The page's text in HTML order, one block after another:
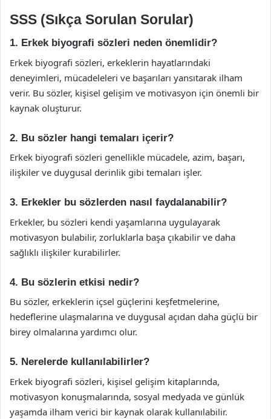
SSS (Sıkça Sorulan Sorular)
1. Erkek biyografi sözleri neden önemlidir?
Erkek biyografi sözleri, erkeklerin hayatlarındaki
deneyimleri, mücadeleleri ve başarıları yansıtarak ilham
verir. Bu sözler, kişisel gelişim ve motivasyon için önemli bir
kaynak oluşturur.
2. Bu sözler hangi temaları içerir?
Erkek biyografi sözleri genellikle mücadele, azim, başarı,
ilişkiler ve duygusal derinlik gibi temaları işler.
3. Erkekler bu sözlerden nasıl faydalanabilir?
Erkekler, bu sözleri kendi yaşamlarına uygulayarak
motivasyon bulabilir, zorluklarla başa çıkabilir ve daha
sağlıklı ilişkiler kurabilirler.
4. Bu sözlerin etkisi nedir?
Bu sözler, erkeklerin içsel güçlerini keşfetmelerine,
hedeflerine ulaşmalarına ve duygusal açıdan daha güçlü bir
birey olmalarına yardımcı olur.
5. Nerelerde kullanılabilirler?
Erkek biyografi sözleri, kişisel gelişim kitaplarında,
motivasyon konuşmalarında, sosyal medyada ve günlük
yaşamda ilham verici bir kaynak olarak kullanılabilir.